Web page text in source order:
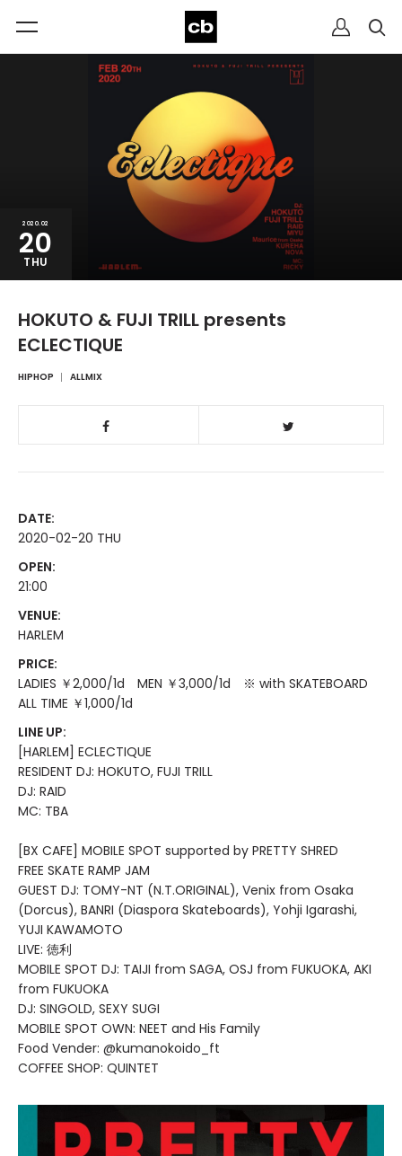
2020.02
20
THU
HOKUTO & FUJI TRILL presents
ECLECTIQUE
HIPHOP ALLMIX
DATE:
2020-02-20 THU
OPEN:
21:00
VENUE:
HARLEM
PRICE:
LADIES ￥2,000/1d MEN ￥3,000/1d ※ with SKATEBOARD
ALL TIME ￥1,000/1d
LINE UP:
[HARLEM] ECLECTIQUE
RESIDENT DJ: HOKUTO, FUJI TRILL
DJ: RAID
MC: TBA
[BX CAFE] MOBILE SPOT supported by PRETTY SHRED
FREE SKATE RAMP JAM
GUEST DJ: TOMY-NT (N.T.ORIGINAL), Venix from Osaka
(Dorcus), BANRI (Diaspora Skateboards), Yohji Igarashi,
YUJI KAWAMOTO
LIVE: 徳利
MOBILE SPOT DJ: TAIJI from SAGA, OSJ from FUKUOKA, AKI
from FUKUOKA
DJ: SINGOLD, SEXY SUGI
MOBILE SPOT OWN: NEET and His Family
Food Vender: @kumanokoido_ft
COFFEE SHOP: QUINTET